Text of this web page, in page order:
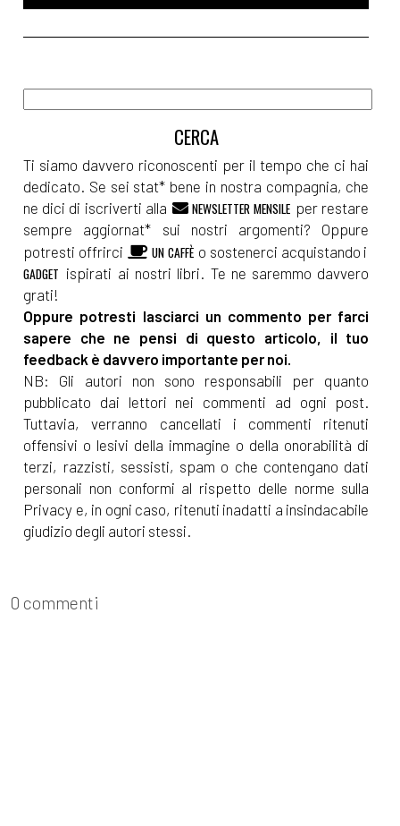
Ti siamo davvero riconoscenti per il tempo che ci hai
dedicato. Se sei stat* bene in nostra compagnia, che
ne dici di iscriverti alla
NEWSLETTER MENSILE per restare
sempre aggiornat* sui nostri argomenti? Oppure
potresti offrirci
UN CAFFÈ o sostenerci acquistando i
GADGET ispirati ai nostri libri. Te ne saremmo davvero
grati!
Oppure potresti lasciarci un commento per farci
sapere che ne pensi di questo articolo, il tuo
feedback è davvero importante per noi.
NB: Gli autori non sono responsabili per quanto
pubblicato dai lettori nei commenti ad ogni post.
Tuttavia, verranno cancellati i commenti ritenuti
offensivi o lesivi della immagine o della onorabilità di
terzi, razzisti, sessisti, spam o che contengano dati
personali non conformi al rispetto delle norme sulla
Privacy e, in ogni caso, ritenuti inadatti a insindacabile
giudizio degli autori stessi.
0 commenti